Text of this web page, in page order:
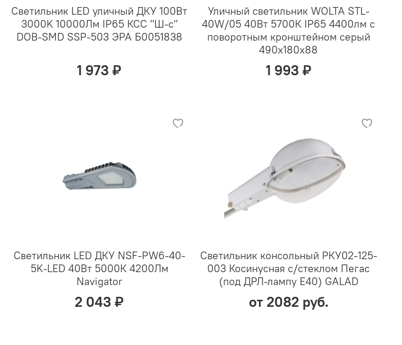
Светильник LED уличный ДКУ 100Вт
3000K 10000Лм IP65 КСС "Ш-с"
DOB-SMD SSP-503 ЭРА Б0051838
1 973 ₽
Уличный светильник WOLTA STL-
40W/05 40Вт 5700К IP65 4400лм с
поворотным кронштейном серый
490х180х88
1 993 ₽
Светильник LED ДКУ NSF-PW6-40-
5K-LED 40Вт 5000К 4200Лм
Navigator
2 043 ₽
Светильник консольный РКУ02-125-
003 Косинусная с/стеклом Пегас
(под ДРЛ-лампу Е40) GALAD
от 2082 руб.